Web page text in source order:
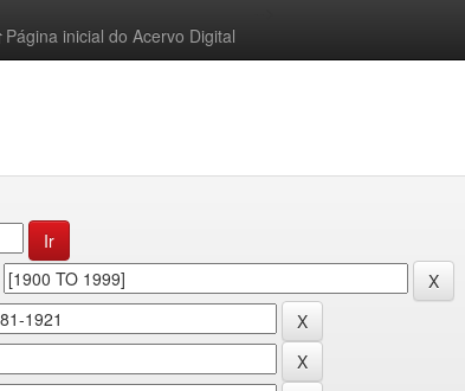
Página inicial do Acervo Digital